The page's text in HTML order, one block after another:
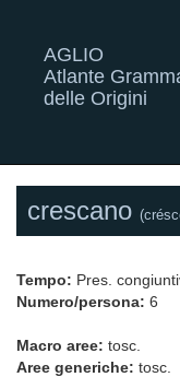
AGLIO
Atlante
delle Origini
crescano
Tempo: Pres.
Numero/persona: 6
Macro aree: tosc.
Aree generiche: tosc.